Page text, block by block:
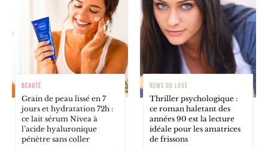
BEAUTÉ
Grain de peau lissé en 7
jours et hydratation 72h :
ce lait sérum Nivea à
l’acide hyaluronique
pénètre sans coller
NEWS DU LUXE
Thriller psychologique :
ce roman haletant des
années 90 est la lecture
idéale pour les amatrices
de frissons